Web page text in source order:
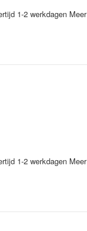
1-2 werkdagen Meer
1-2 werkdagen Meer